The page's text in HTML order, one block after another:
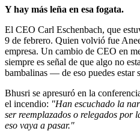
Y hay más leña en esa fogata.
El CEO Carl Eschenbach, que
9 de febrero. Quien volvió fue
empresa. Un cambio de CEO en
siempre es señal de que algo no
bambalinas — de eso puedes estar
Bhusri se apresuró en la
el incendio: "Han escuchado la
ser reemplazados o relegados por
eso vaya a pasar."